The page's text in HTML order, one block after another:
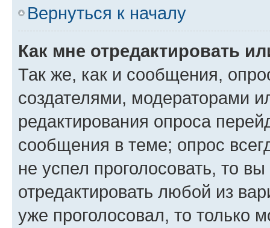
Вернуться к началу
Как мне отредактировать
Так же, как и сообщения,
создателями, модераторами
редактирования опроса
сообщения в теме; опрос
не успел проголосовать, то
отредактировать любой из
уже проголосовал, то только